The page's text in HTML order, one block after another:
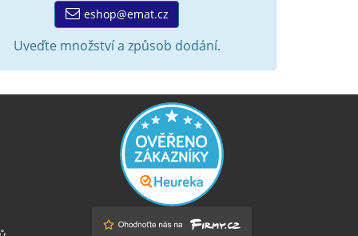
eshop@emat.cz
Uveďte množství a způsob dodání.